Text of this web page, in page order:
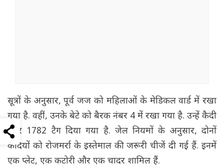
सूत्रों के अनुसार, पूर्व जज को महिलाओं के मेडिकल वार्ड में रखा
गया है. वहीं, उनके बेटे को बैरक नंबर 4 में रखा गया है. उन्हें कैदी
नंबर 1782 टैग दिया गया है. जेल नियमों के अनुसार, दोनों
कैदियों को रोजमर्रा के इस्तेमाल की जरूरी चीजें दी गई हैं. इनमें
एक प्लेट, एक कटोरी और एक चादर शामिल हैं.